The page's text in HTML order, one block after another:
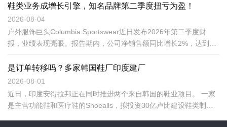
源于该公司在上一财年面临严峻经济困境。
鞋类业务成增长引擎，知名品牌第二季度扭亏为盈！
2026-08-04
户外服饰巨头Columbia Sportswear近日发布2026年第二季度财
报，业绩表现亮眼。报告期内，公司净销售额同比增长2%，达到
得2660万美元，成功实现同比扭亏为盈。
是订单转移吗？多家韩国鞋厂印度建厂
2026-08-01
近日，印度安得拉邦正在同时推进两个来自韩国的鞋业项目。 一家
是主营功能鞋和医疗鞋的Shoealls，拟投资30亿卢比建设鞋类制造